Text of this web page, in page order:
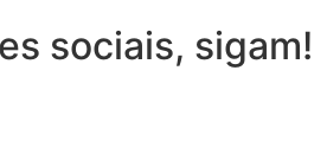
sociais, sigam!